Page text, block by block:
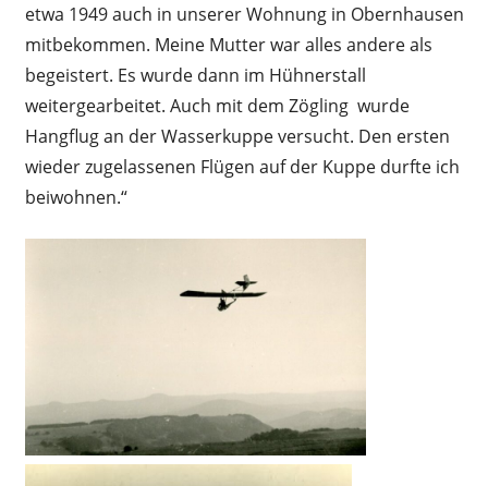
etwa 1949 auch in unserer Wohnung in Obernhausen
mitbekommen. Meine Mutter war alles andere als
begeistert. Es wurde dann im Hühnerstall
weitergearbeitet. Auch mit dem Zögling wurde
Hangflug an der Wasserkuppe versucht. Den ersten
wieder zugelassenen Flügen auf der Kuppe durfte ich
beiwohnen.“